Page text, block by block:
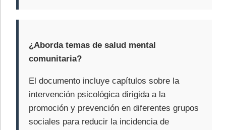
¿Aborda temas de salud mental
comunitaria?
El documento incluye capítulos sobre la
intervención psicológica dirigida a la
promoción y prevención en diferentes grupos
sociales para reducir la incidencia de